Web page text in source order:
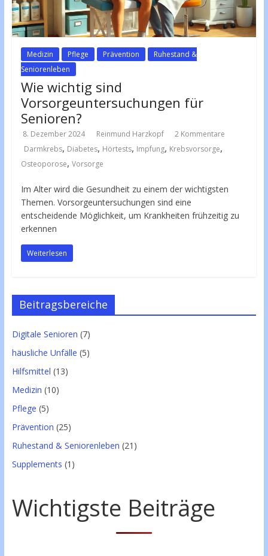
Medizin Pflege Prävention
Ruhestand &
Seniorenleben
Wie wichtig sind
Vorsorgeuntersuchungen für
Senioren?
8. Dezember 2024 Reinmund Harzkopf
2 Kommentare
Darmkrebs, Diabetes, Hörtests, Impfung, Krebsvorsorge,
Osteoporose, Vorsorge
Im Alter wird die Gesundheit zu einem der wichtigsten
Themen. Vorsorgeuntersuchungen sind eine
entscheidende Möglichkeit, um Krankheiten frühzeitig zu
erkennen
Weiterlesen
Beitragsbereiche
Digitale Senioren (7)
häusliche Unfälle (5)
Hilfsmittel (13)
Medizin (10)
Pflege (5)
Prävention (25)
Ruhestand & Seniorenleben (21)
Supplements (1)
Wichtigste Beiträge